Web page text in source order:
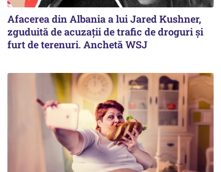
Afacerea din Albania a lui Jared Kushner,
zguduită de acuzații de trafic de droguri și
furt de terenuri. Anchetă WSJ